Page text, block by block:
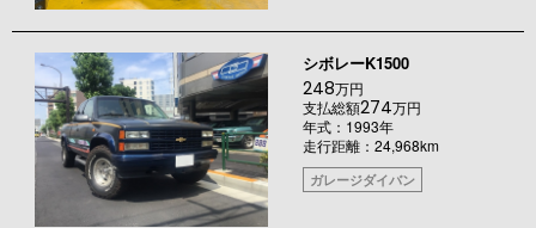
シボレーK1500
248万円
支払総額274万円
年式：1993年
走行距離：24,968km
ガレージダイバン